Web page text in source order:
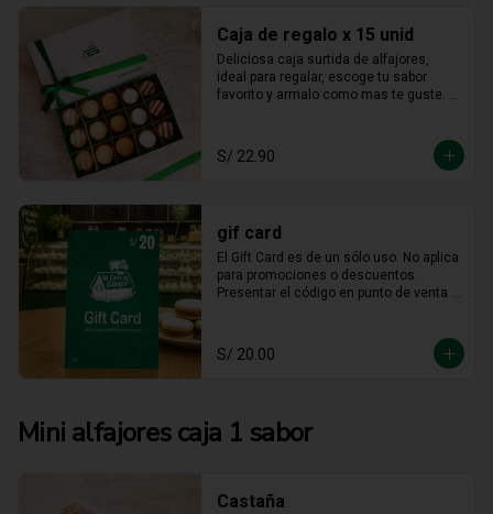
Caja de regalo x 15 unid
Deliciosa caja surtida de alfajores,
ideal para regalar, escoge tu sabor
favorito y armalo como mas te guste.
S/ 22.90
gif card
El Gift Card es de un sólo uso. No aplica
para promociones o descuentos.
Presentar el código en punto de venta o
efectivo. No es acumulable. No puede
ser reemplazado por dinero, ni usado
provincia de Chiclayo. No válido para
S/ 20.00
Mini alfajores caja 1 sabor
Castaña